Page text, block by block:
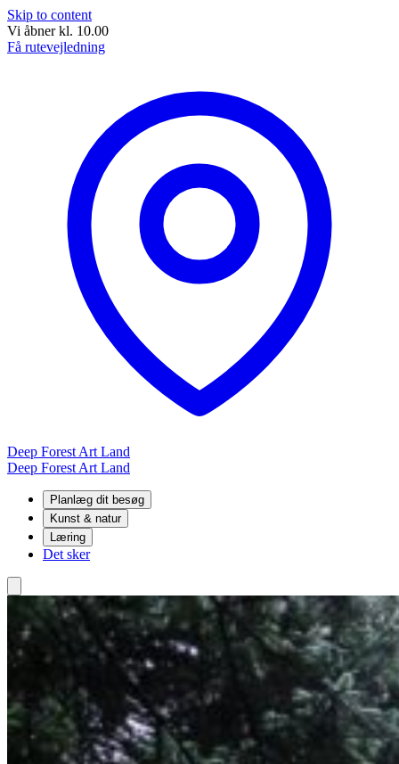
Skip to content
Vi åbner kl. 10.00
Få rutevejledning
Deep Forest Art Land
Deep Forest Art Land
Planlæg dit besøg
Kunst & natur
Læring
Det sker